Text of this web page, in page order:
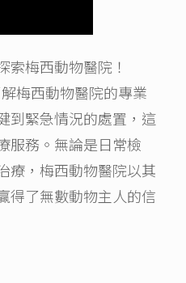
索梅西動物醫院！
梅西動物醫院的專業
到緊急情況的處置，這
服務。無論是日常檢
療，梅西動物醫院以其
得了無數動物主人的信